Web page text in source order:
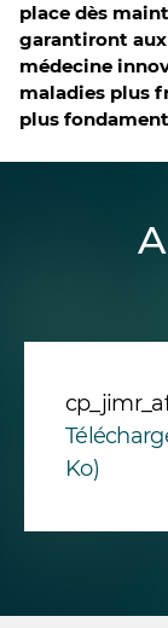
place dès
garantiront aux
médecine
maladies plus
plus
Ko)